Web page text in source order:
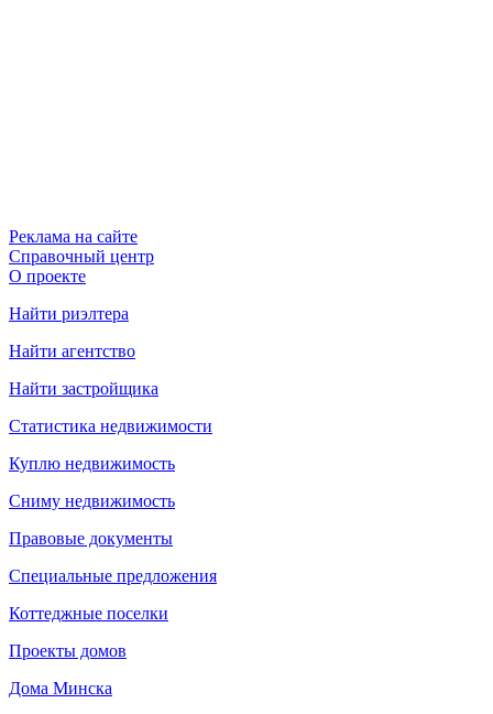
Реклама на сайте
Справочный центр
О проекте
Найти риэлтера
Найти агентство
Найти застройщика
Статистика недвижимости
Куплю недвижимость
Сниму недвижимость
Правовые документы
Специальные предложения
Коттеджные поселки
Проекты домов
Дома Минска